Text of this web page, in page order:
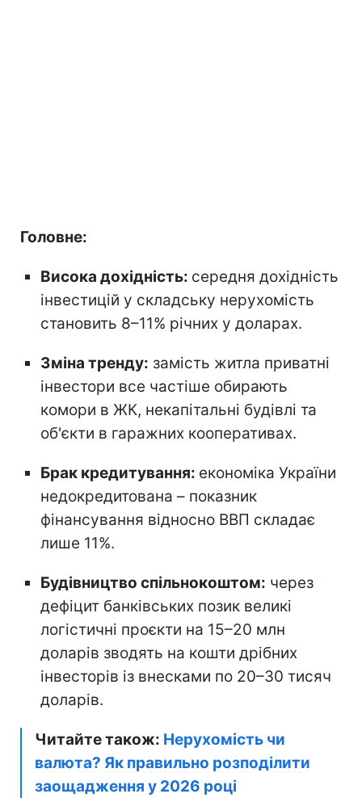
Головне:
Висока дохідність: середня дохідність
інвестицій у складську нерухомість
становить 8–11% річних у доларах.
Зміна тренду: замість житла приватні
інвестори все частіше обирають
комори в ЖК, некапітальні будівлі та
об'єкти в гаражних кооперативах.
Брак кредитування: економіка України
недокредитована – показник
фінансування відносно ВВП складає
лише 11%.
Будівництво спільнокоштом: через
дефіцит банківських позик великі
логістичні проєкти на 15–20 млн
доларів зводять на кошти дрібних
інвесторів із внесками по 20–30 тисяч
доларів.
Читайте також: Нерухомість чи
валюта? Як правильно розподілити
заощадження у 2026 році